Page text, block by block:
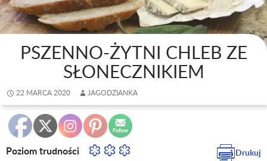
PSZENNO-ŻYTNI CHLEB ZE
SŁONECZNIKIEM
22 MARCA 2020 JAGODZIANKA
Drukuj
Poziom trudności